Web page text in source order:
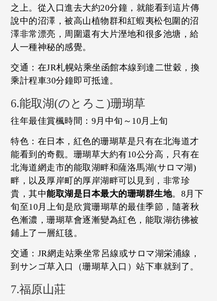
之上。從入口進去大約20分鐘，就能看到這片傳
說中的沼澤，被高山植物群和紅蝦夷松包圍的沼
澤非常漂亮，周圍還有大片溼地和很多池塘，給
人一種神秘的感覺。
交通：在JR札幌站乘坐函館本線到達二世穀，換
乘計程車30分鐘即可抵達。
6.能取湖(のとろこ)珊瑚草
往年最佳賞楓時間：9月中旬～10月上旬
特色：在日本，紅色的珊瑚草是只有在北海道才
能看到的奇觀。珊瑚草大約有10公分高，只有在
北海道網走市的能取湖畔和薩洛馬湖(サロマ湖)
畔，以及厚岸町的厚岸湖畔可以見到，非常珍
貴，其中能取湖是日本最大的珊瑚群生地。8月下
旬至10月上旬是欣賞珊瑚草的最佳季節，隨著秋
色漸濃，珊瑚草會逐漸變為紅色，能取湖彷彿被
鋪上了一層紅毯。
交通：JR網走站乘坐常呂線或サロマ湖栄浦線，
到サンゴ草入口（珊瑚草入口）站下車就到了。
7.福原山莊